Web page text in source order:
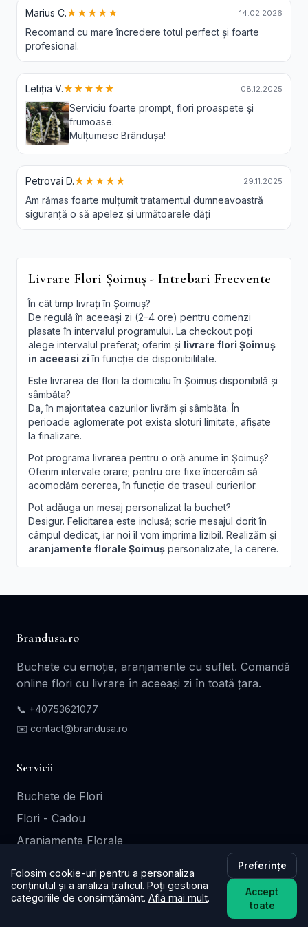
Marius C.★★★★★ 14.02.2026
Recomand cu mare încredere totul perfect și foarte
profesional.
Letiția V.★★★★★ 08.12.2025
Serviciu foarte prompt, flori proaspete și
frumoase.
Mulțumesc Brândușa!
Petrovai D.★★★★★ 29.11.2025
Am rămas foarte mulțumit tratamentul dumneavoastră
siguranță o să apelez și următoarele dăți
Livrare Flori Șoimuș - Intrebari Frecvente
În cât timp livrați în Șoimuș?
De regulă în aceeași zi (2–4 ore) pentru comenzi
plasate în intervalul programului. La checkout poți
alege intervalul preferat; oferim și livrare flori Șoimuș
in aceeasi zi în funcție de disponibilitate.
Este livrarea de flori la domiciliu în Șoimuș disponibilă și
sâmbăta?
Da, în majoritatea cazurilor livrăm și sâmbăta. În
perioade aglomerate pot exista sloturi limitate, afișate
la finalizare.
Pot programa livrarea pentru o oră anume în Șoimuș?
Oferim intervale orare; pentru ore fixe încercăm să
acomodăm cererea, în funcție de traseul curierilor.
Pot adăuga un mesaj personalizat la buchet?
Desigur. Felicitarea este inclusă; scrie mesajul dorit în
câmpul dedicat, iar noi îl vom imprima lizibil. Realizăm și
aranjamente florale Șoimuș personalizate, la cerere.
Brandusa.ro
Buchete cu emoție, aranjamente cu suflet. Comandă
online flori cu livrare în aceeași zi în toată țara.
📞 +40753621077
✉️ contact@brandusa.ro
Servicii
Buchete de Flori
Flori - Cadou
Aranjamente Florale
Cutii Cadou
Folosim cookie-uri pentru a personaliza
conținutul și a analiza traficul. Poți gestiona
categoriile de consimțământ. Află mai mult.
Preferințe
Accept
toate